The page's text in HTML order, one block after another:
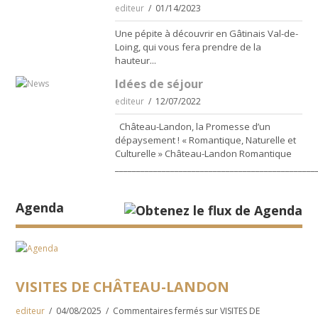
editeur 01/14/2023
Une pépite à découvrir en Gâtinais Val-de-
Loing, qui vous fera prendre de la
hauteur...
Idées de séjour
editeur 12/07/2022
Château-Landon, la Promesse d’un
dépaysement ! « Romantique, Naturelle et
Culturelle » Château-Landon Romantique
Agenda
VISITES DE CHÂTEAU-LANDON
editeur 04/08/2025 Commentaires ferméssur VISITES DE